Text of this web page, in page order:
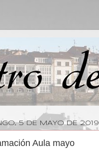
5 DE MAYO DE 2019
Aula mayo